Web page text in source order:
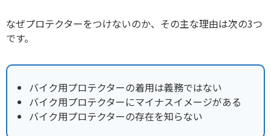
なぜプロテクターをつけないのか、その主な理由は次の3つ
です。
バイク用プロテクターの着用は義務ではない
バイク用プロテクターにマイナスイメージがある
バイク用プロテクターの存在を知らない